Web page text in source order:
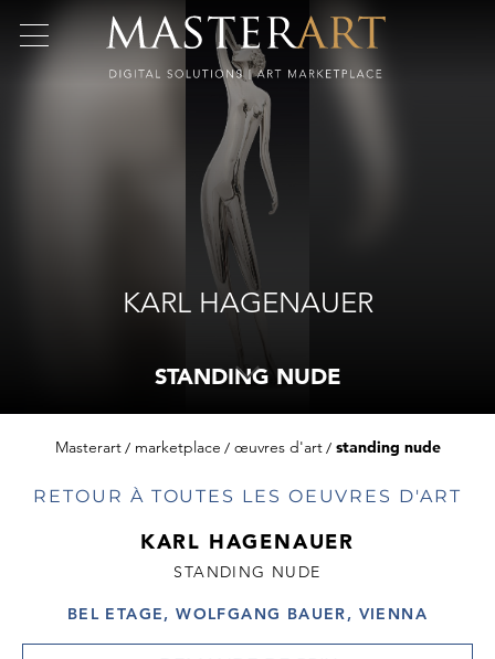
KARL HAGENAUER
STANDING NUDE
Masterart marketplace œuvres d'art standing nude
RETOUR À TOUTES LES OEUVRES D'ART
KARL HAGENAUER
STANDING NUDE
BEL ETAGE, WOLFGANG BAUER, VIENNA